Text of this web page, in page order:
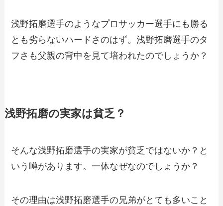
浅野拓磨選手のようなプロサッカー選手にも勝る
とも劣らないハードさのはず。浅野拓磨選手のタ
フさも父親の背中を見て培われたのでしょうか？
浅野拓磨の実家は貧乏？
そんな浅野拓磨選手の実家が貧乏ではないか？と
いう噂があります。一体なぜなのでしょうか？
その理由は浅野拓磨選手の兄弟がとても多いこと